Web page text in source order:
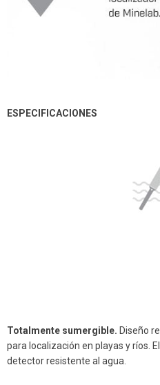
ESPECIFICACIONES
Totalmente sumergible. Diseño
para localización en playas y ríos.
detector resistente al agua.